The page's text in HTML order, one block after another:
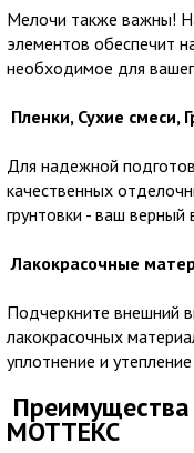
Мелочи также важны!
элементов обеспечит
необходимое для
Пленки, Сухие смеси,
Для надежной
качественных
грунтовки - ваш верный
Лакокрасочные
Подчеркните внешний
лакокрасочных
уплотнение и
Преимущества
МОТТЕКС